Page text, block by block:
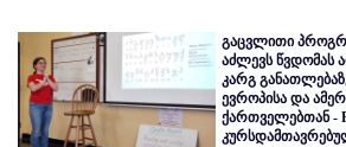
გაცვლითი
აძლევს წვდომას
კარგ
ევროპისა და
ქართველებთან -